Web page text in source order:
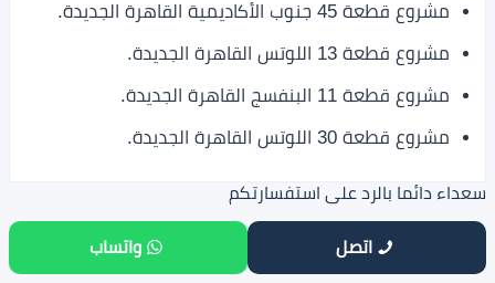
مشروع قطعة 45 جنوب الأكاديمية القاهرة الجديدة.
مشروع قطعة 13 اللوتس القاهرة الجديدة.
مشروع قطعة 11 البنفسج القاهرة الجديدة.
مشروع قطعة 30 اللوتس القاهرة الجديدة.
سعداء دائما بالرد على استفسارتكم
اتصل واتساب